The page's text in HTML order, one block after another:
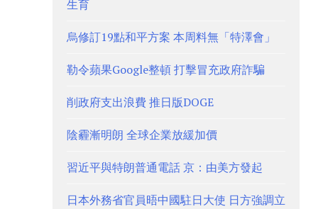
生育
烏修訂19點和平方案 本周料無「特澤會」
勒令蘋果Google整頓 打擊冒充政府詐騙
削政府支出浪費 推日版DOGE
陰霾漸明朗 全球企業放緩加價
習近平與特朗普通電話 京：由美方發起
日本外務省官員晤中國駐日大使 日方強調立